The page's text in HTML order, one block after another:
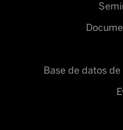
Base de datos